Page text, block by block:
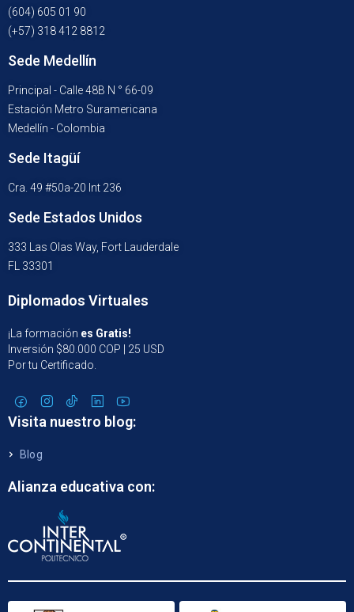
(604) 605 01 90
(+57) 318 412 8812
Sede Medellín
Principal - Calle 48B N ° 66-09
Estación Metro Suramericana
Medellín - Colombia
Sede Itagüí
Cra. 49 #50a-20 Int 236
Sede Estados Unidos
333 Las Olas Way, Fort Lauderdale
FL 33301
Diplomados Virtuales
¡La formación es Gratis!
Inversión $80.000 COP | 25 USD
Por tu Certificado.
Visita nuestro blog:
Blog
Alianza educativa con: